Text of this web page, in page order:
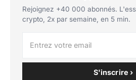
Rejoignez +40 000 abonnés.
crypto, 2x par semaine, en 5 min.
S'inscrire ›